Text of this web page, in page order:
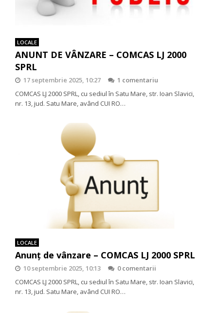
LOCALE
ANUNT DE VÂNZARE – COMCAS LJ 2000
SPRL
17 septembrie 2025, 10:27
1 comentariu
COMCAS LJ 2000 SPRL, cu sediul în Satu Mare, str. Ioan Slavici,
nr. 13, jud. Satu Mare, având CUI RO…
LOCALE
Anunț de vânzare – COMCAS LJ 2000 SPRL
10 septembrie 2025, 10:13
0 comentarii
COMCAS LJ 2000 SPRL, cu sediul în Satu Mare, str. Ioan Slavici,
nr. 13, jud. Satu Mare, având CUI RO…